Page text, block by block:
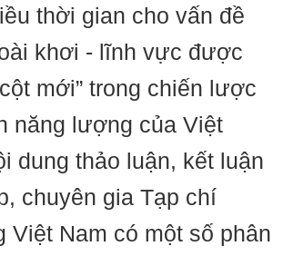
thời gian cho vấn đề
khơi - lĩnh vực được
mới” trong chiến lược
năng lượng của Việt
dung thảo luận, kết luận
chuyên gia Tạp chí
Việt Nam có một số phân